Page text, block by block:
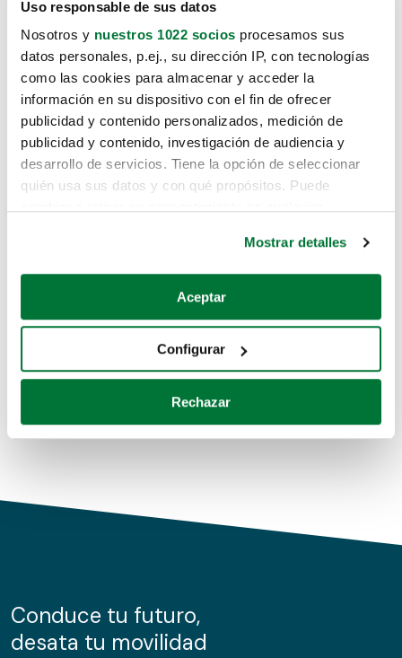
Uso responsable de sus datos
Nosotros y nuestros 1022 socios procesamos sus
datos personales, p.ej., su dirección IP, con tecnologías
como las cookies para almacenar y acceder la
información en su dispositivo con el fin de ofrecer
publicidad y contenido personalizados, medición de
publicidad y contenido, investigación de audiencia y
desarrollo de servicios. Tiene la opción de seleccionar
quién usa sus datos y con qué propósitos. Puede
Si lo permite, también quisiéramos:
Recopilar información sobre su ubicación geográfica
Identificar su dispositivo analizándolo activamente
para buscar características específicas (huellas
Obtenga más información sobre cómo se procesan sus
de cookies.
información sobre el uso que haga del sitio web con
nuestros partners de redes sociales, publicidad y análisis
Mostrar detalles
Aceptar
Configurar
Rechazar
Lo sentimos, no sabemos como
te hemos traido hasta aquí.
Pero puedes encontrar el coche que estás
buscando en alguno de estos enlaces:
Coches de segunda mano
Coches de km0
Conduce tu futuro,
desata tu movilidad